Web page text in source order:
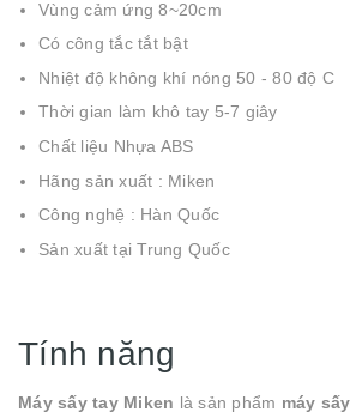
Vùng cảm ứng 8~20cm
Có công tắc tắt bật
Nhiệt độ không khí nóng 50 - 80 độ C
Thời gian làm khô tay 5-7 giây
Chất liệu Nhựa ABS
Hãng sản xuất : Miken
Công nghệ : Hàn Quốc
Sản xuất tại Trung Quốc
Tính năng
Máy sấy tay Miken là sản phẩm máy